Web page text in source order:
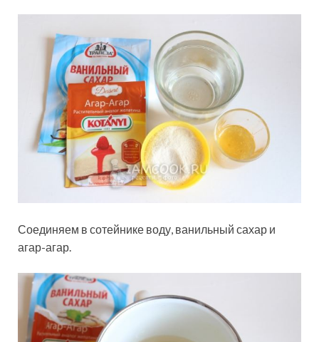
Соединяем в сотейнике воду, ванильный сахар и
агар-агар.